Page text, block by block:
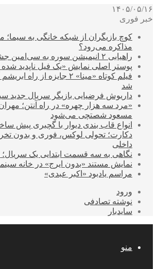
۱۴۰۵/۰۵/۱۶
خبر فوری
کوچ بازیگران از شبکه خانگی به
مذاکره می‌رود؟
راهیابی ۲ انیمیشن سوره به سی‌امین جشنواره فیلم رود آیلند
پوستر اصلی نمایش «یک فیل ناپدید
فیلم کوتاه «مینا» ۲ جایزه
شد
داریوش فرضیایی بازیگر سریال جدید
«مرد سه هزار چهره» در راه آنتن؛
مسعود شصتچی می‌شود
انواع قاب بندی دیوار با گچبری پیش
دکارت؛ تحولی لوکس، فوری و بدون
داخلی
نگاهی به سه قسمت ابتدایی یک
نمایش مستند «بدون ایرج» در خانه
مراسم یادبود «اکبر عبدی»
ورود
نوشته تصادفی
سایدبار
منو